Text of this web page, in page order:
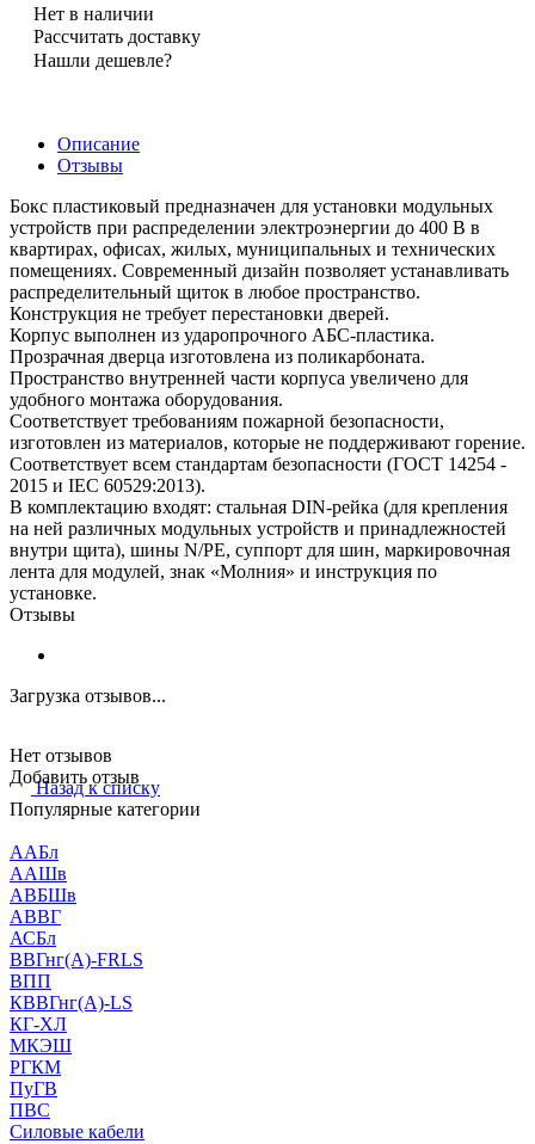
Нет в наличии
Рассчитать доставку
Нашли дешевле?
Описание
Отзывы
Бокс пластиковый предназначен для установки модульных
устройств при распределении электроэнергии до 400 В в
квартирах, офисах, жилых, муниципальных и технических
помещениях. Современный дизайн позволяет устанавливать
распределительный щиток в любое пространство.
Конструкция не требует перестановки дверей.
Корпус выполнен из ударопрочного АБС-пластика.
Прозрачная дверца изготовлена из поликарбоната.
Пространство внутренней части корпуса увеличено для
удобного монтажа оборудования.
Соответствует требованиям пожарной безопасности,
изготовлен из материалов, которые не поддерживают горение.
Соответствует всем стандартам безопасности (ГОСТ 14254 -
2015 и IEC 60529:2013).
В комплектацию входят: стальная DIN-рейка (для крепления
на ней различных модульных устройств и принадлежностей
внутри щита), шины N/PE, суппорт для шин, маркировочная
лента для модулей, знак «Молния» и инструкция по
установке.
Отзывы
Загрузка отзывов...
Нет отзывов
Добавить отзыв
Назад к списку
Популярные категории
ААБл
ААШв
АВБШв
АВВГ
АСБл
ВВГнг(А)-FRLS
ВПП
КВВГнг(А)-LS
КГ-ХЛ
МКЭШ
РГКМ
ПуГВ
ПВС
Силовые кабели